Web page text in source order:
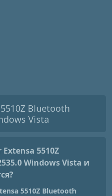
Bluetooth
Vista
5510Z
Windows Vista и
5510Z Bluetooth